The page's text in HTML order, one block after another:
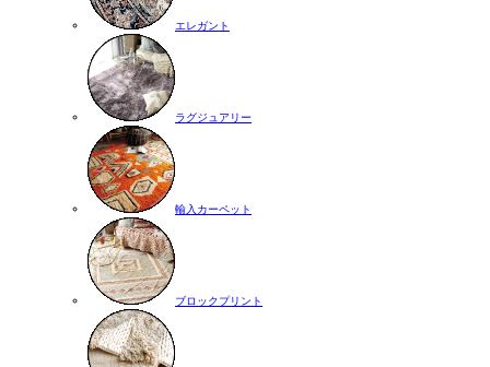
エレガント
ラグジュアリー
輸入カーペット
ブロックプリント